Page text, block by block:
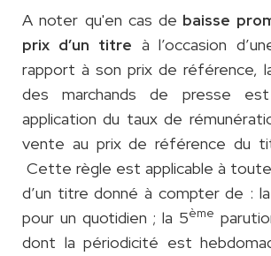
A noter qu'en cas de baisse
prix d’un titre à l’occasion
rapport à son prix de référence,
des marchands de presse
application du taux de
vente au prix de référence du
Cette règle est applicable à
d’un titre donné à compter de :
pour un quotidien ; la 5ème
dont la périodicité est